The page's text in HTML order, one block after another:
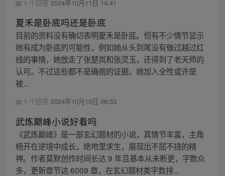
1 个回答 2024年10月11日 14:41
夏禾是卧底吗还是卧底
目前的资料没有确切表明夏禾是卧底。但有不少情节显示
她有成为卧底的可能性，例如她从头到尾没有做过越过红
线的事情，她放走了张楚岚和张灵玉，还得到了老天师的
认可。不过这些都不是确凿的证据，她加入全性或许是
被...
1 个回答 2024年10月10日 06:53
武炼巅峰小说好看吗
《武炼巅峰》是一部玄幻题材的小说，其情节丰富，主角
杨开在逆境中成长，绝地里求生，展现出不屈不挠的精
神。作者莫默创作时间长达 9 年且基本从未断更，字数众
多，更新章节达 6009 章，在玄幻题材类字数排...